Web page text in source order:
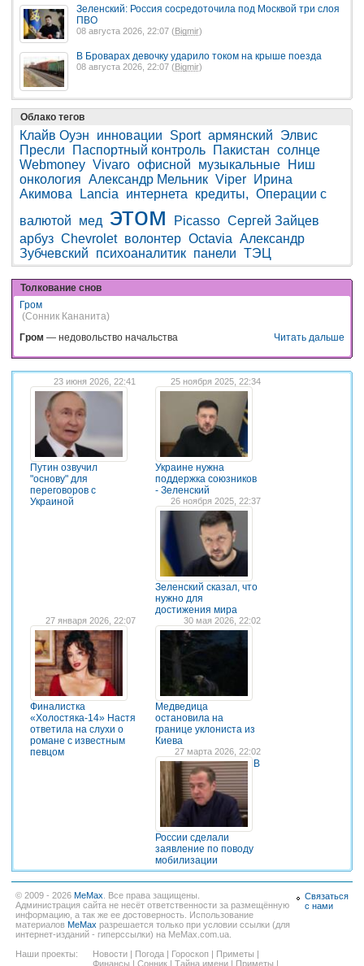
Зеленский: Россия сосредоточила под Москвой три слоя
ПВО
08 августа 2026, 22:07 (Bigmir)
В Броварах девочку ударило током на крыше поезда
08 августа 2026, 22:07 ( Bigmir)
Облако тегов
Клайв Оуэн инновации Sport армянский
Элвис
Пресли
Паспортный контроль Пакистан солнце
Webmoney Vivaro офисной музыкальные
Ниш
онкология Александр Мельник Viper
Ирина
Акимова
Lancia интернета кредиты, Операции с
валютой
мед этом Picasso Сергей Зайцев
арбуз Chevrolet волонтер Octavia Александр
Зубчевский
психоаналитик панели ТЭЦ
Толкование снов
Гром
(Сонник Кананита)
Гром — недовольство начальства Читать дальше
23 июня 2026, 22:41
Путин озвучил
"основу" для
переговоров с
Украиной
25 ноября 2025, 22:34
Украине нужна
поддержка союзников
- Зеленский
26 ноября 2025, 22:37
Зеленский сказал, что
нужно для
достижения мира
27 января 2026, 22:07
Финалистка
«Холостяка-14» Настя
ответила на слухи о
романе с известным
певцом
30 мая 2026, 22:02
Медведица
остановила на
границе уклониста из
Киева
27 марта 2026, 22:02
В
России сделали
заявление по поводу
мобилизации
© 2009 - 2026 MeMax . Все права защищены.
Администрация сайта не несёт ответственности за размещённую
информацию, а так же ее достоверность. Использование
материалов MeMax разрешается только при условии ссылки (для
интернет-изданий - гиперссылки) на MeMax.com.ua.
Наши проекты:
Новости | Погода | Гороскоп | Приметы |
Финансы | Сонник | Тайна имени | Приметы |
Связаться
с нами